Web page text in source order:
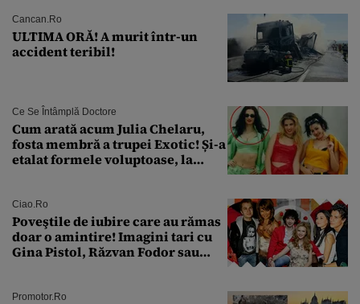
Cancan.ro
ULTIMA ORĂ! A murit într-un
accident teribil!
Ce Se Întâmplă Doctore
Cum arată acum Julia Chelaru,
fosta membră a trupei Exotic! Și-a
etalat formele voluptoase, la
Ciao.ro
Poveştile de iubire care au rămas
doar o amintire! Imagini tari cu
Gina Pistol, Răzvan Fodor sau
Promotor.ro